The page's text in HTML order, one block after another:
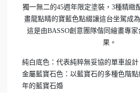
獨一無二的45週年限定塗裝，3種精緻
畫龍點睛的寶藍色點綴讓這台坐駕成
這是由BASSO創意團隊偕同繪畫專
果。
純白底色：代表純粹無妥協的單車設計
金屬藍寶石色：以藍寶石的多種色階點
年的藍寶石婚